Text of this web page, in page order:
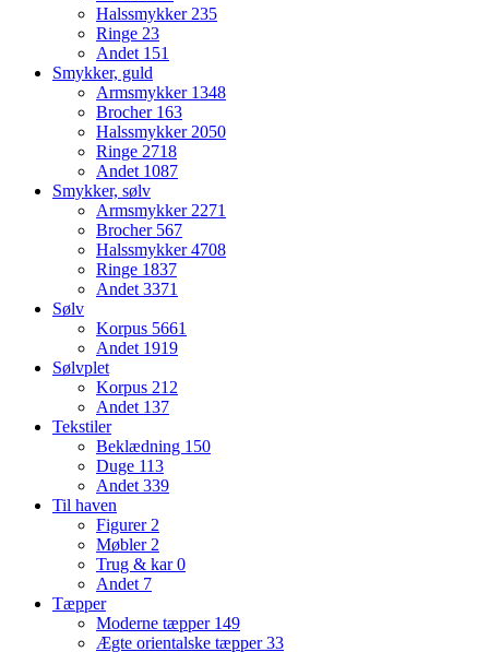
Halssmykker 235
Ringe 23
Andet 151
Smykker, guld
Armsmykker 1348
Brocher 163
Halssmykker 2050
Ringe 2718
Andet 1087
Smykker, sølv
Armsmykker 2271
Brocher 567
Halssmykker4708
Ringe 1837
Andet 3371
Sølv
Korpus 5661
Andet 1919
Sølvplet
Korpus 212
Andet 137
Tekstiler
Beklædning 150
Duge 113
Andet 339
Til haven
Figurer 2
Møbler 2
Trug & kar0
Andet 7
Tæpper
Moderne tæpper 149
Ægte orientalske tæpper33